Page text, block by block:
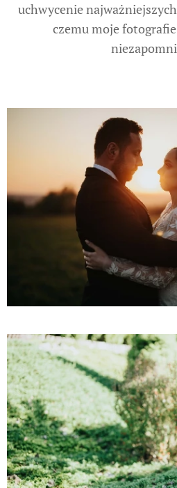
uchwycenie
czemu moje